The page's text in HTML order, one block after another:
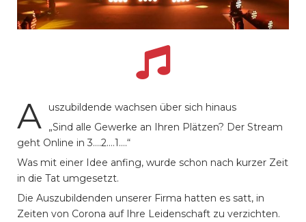
A
uszubildende wachsen über sich hinaus
„Sind alle Gewerke an Ihren Plätzen? Der Stream
geht Online in 3….2….1….“
Was mit einer Idee anfing, wurde schon nach kurzer Zeit
in die Tat umgesetzt.
Die Auszubildenden unserer Firma hatten es satt, in
Zeiten von Corona auf Ihre Leidenschaft zu verzichten.